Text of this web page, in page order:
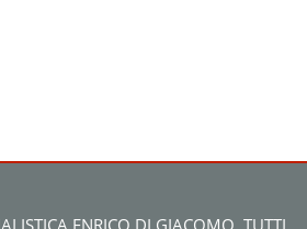
ENRICO DI GIACOMO. TUTTI